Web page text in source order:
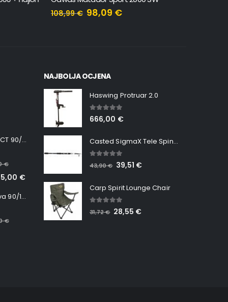
108,99€ 98,09€
Minn Kota RT INSTINCT 90/115 WR QUEST
€
€
Minn Kota RT Terrova 90/115 WR QUEST
€
NAJBOLJA OCJENA
Haswing Protruar 2.0
5.00 out of 5
666,00 €
Casted SigmaX Tele Spin, 300cm, 40-80gr
out of 5
43,90€ 39,51 €
Carp Spirit Lounge Chair
out of 5
31,72€ 28,55 €